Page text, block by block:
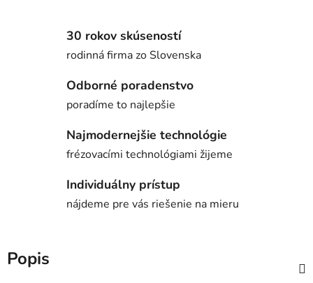
30 rokov skúseností
rodinná firma zo Slovenska
Odborné poradenstvo
poradíme to najlepšie
Najmodernejšie technológie
frézovacími technológiami žijeme
Individuálny prístup
nájdeme pre vás riešenie na mieru
Popis